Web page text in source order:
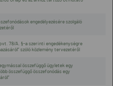
engedélyezésére szolgáló
78/A. §-a szerinti engedékenységre
szóló közlemény tervezetéről
összefüggő ügyletek egy
összefüggő összefonódás egy